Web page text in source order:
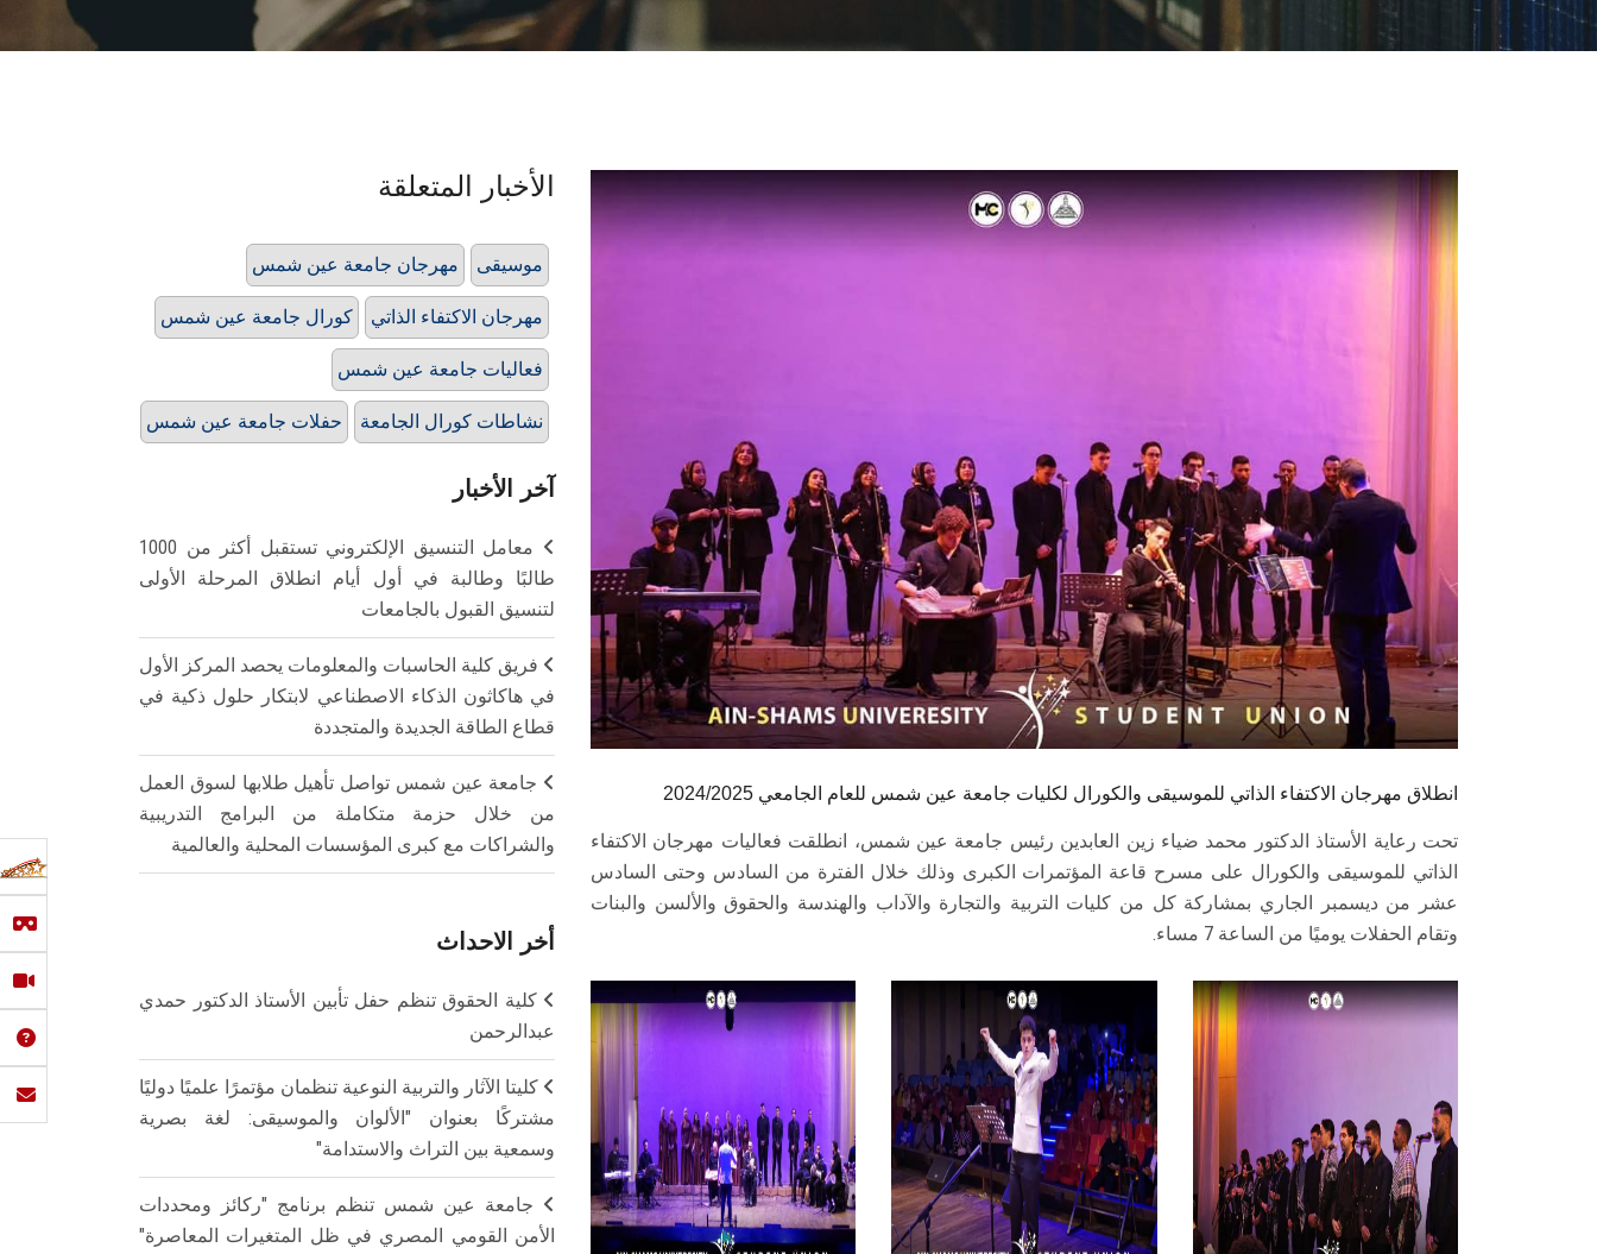
انطلاق مهرجان الاكتفاء الذاتي للموسيقى والكورال لكليات جامعة عين شمس للعام الجامعي 2024/2025
تحت رعاية الأستاذ الدكتور محمد ضياء زين العابدين رئيس جامعة عين شمس، انطلقت فعاليات مهرجان الاكتفاء
الذاتي للموسيقى والكورال على مسرح قاعة المؤتمرات الكبرى وذلك خلال الفترة من السادس وحتى السادس
عشر من ديسمبر الجاري بمشاركة كل من كليات التربية والتجارة والآداب والهندسة والحقوق والألسن والبنات
وتقام الحفلات يوميًا من الساعة 7 مساء.
الأخبار المتعلقة
مهرجان جامعة عين شمس موسيقى
كورال جامعة عين شمس مهرجان الاكتفاء الذاتي
فعاليات جامعة عين شمس
حفلات جامعة عين شمس نشاطات كورال الجامعة
آخر الأخبار
معامل التنسيق الإلكتروني تستقبل أكثر من 1000
طالبًا وطالبة في أول أيام انطلاق المرحلة الأولى
لتنسيق القبول بالجامعات
فريق كلية الحاسبات والمعلومات يحصد المركز الأول
في هاكاثون الذكاء الاصطناعي لابتكار حلول ذكية في
قطاع الطاقة الجديدة والمتجددة
جامعة عين شمس تواصل تأهيل طلابها لسوق العمل
من خلال حزمة متكاملة من البرامج التدريبية
والشراكات مع كبرى المؤسسات المحلية والعالمية
أخر الاحداث
كلية الحقوق تنظم حفل تأبين الأستاذ الدكتور حمدي
عبدالرحمن
كليتا الآثار والتربية النوعية تنظمان مؤتمرًا علميًا دوليًا
مشتركًا بعنوان "الألوان والموسيقى: لغة بصرية
وسمعية بين التراث والاستدامة"
جامعة عين شمس تنظم برنامج "ركائز ومحددات
الأمن القومي المصري في ظل المتغيرات المعاصرة"